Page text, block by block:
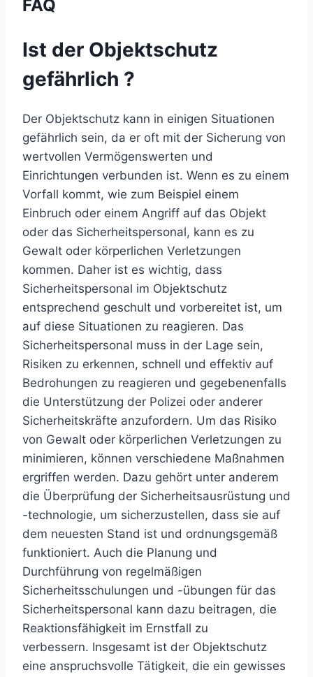
FAQ
Ist der Objektschutz
gefährlich ?
Der Objektschutz kann in einigen Situationen
gefährlich sein, da er oft mit der Sicherung von
wertvollen Vermögenswerten und
Einrichtungen verbunden ist. Wenn es zu einem
Vorfall kommt, wie zum Beispiel einem
Einbruch oder einem Angriff auf das Objekt
oder das Sicherheitspersonal, kann es zu
Gewalt oder körperlichen Verletzungen
kommen. Daher ist es wichtig, dass
Sicherheitspersonal im Objektschutz
entsprechend geschult und vorbereitet ist, um
auf diese Situationen zu reagieren. Das
Sicherheitspersonal muss in der Lage sein,
Risiken zu erkennen, schnell und effektiv auf
Bedrohungen zu reagieren und gegebenenfalls
die Unterstützung der Polizei oder anderer
Sicherheitskräfte anzufordern. Um das Risiko
von Gewalt oder körperlichen Verletzungen zu
minimieren, können verschiedene Maßnahmen
ergriffen werden. Dazu gehört unter anderem
die Überprüfung der Sicherheitsausrüstung und
-technologie, um sicherzustellen, dass sie auf
dem neuesten Stand ist und ordnungsgemäß
funktioniert. Auch die Planung und
Durchführung von regelmäßigen
Sicherheitsschulungen und -übungen für das
Sicherheitspersonal kann dazu beitragen, die
Reaktionsfähigkeit im Ernstfall zu
verbessern. Insgesamt ist der Objektschutz
eine anspruchsvolle Tätigkeit, die ein gewisses